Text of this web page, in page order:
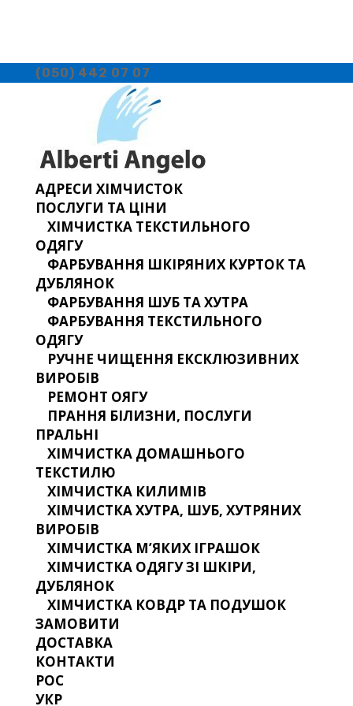
(050) 442 07 07
АДРЕСИ ХІМЧИСТОК
ПОСЛУГИ ТА ЦІНИ
ХІМЧИСТКА ТЕКСТИЛЬНОГО
ОДЯГУ
ФАРБУВАННЯ ШКІРЯНИХ КУРТОК ТА
ДУБЛЯНОК
ФАРБУВАННЯ ШУБ ТА ХУТРА
ФАРБУВАННЯ ТЕКСТИЛЬНОГО
ОДЯГУ
РУЧНЕ ЧИЩЕННЯ ЕКСКЛЮЗИВНИХ
ВИРОБІВ
РЕМОНТ ОЯГУ
ПРАННЯ БІЛИЗНИ, ПОСЛУГИ
ПРАЛЬНІ
ХІМЧИСТКА ДОМАШНЬОГО
ТЕКСТИЛЮ
ХІМЧИСТКА КИЛИМІВ
ХІМЧИСТКА ХУТРА, ШУБ, ХУТРЯНИХ
ВИРОБІВ
ХІМЧИСТКА М’ЯКИХ ІГРАШОК
ХІМЧИСТКА ОДЯГУ ЗІ ШКІРИ,
ДУБЛЯНОК
ХІМЧИСТКА КОВДР ТА ПОДУШОК
ЗАМОВИТИ
ДОСТАВКА
КОНТАКТИ
РОС
УКР